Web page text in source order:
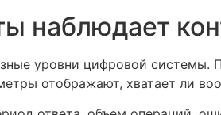
наблюдает
уровни цифровой системы.
отображают, хватает ли